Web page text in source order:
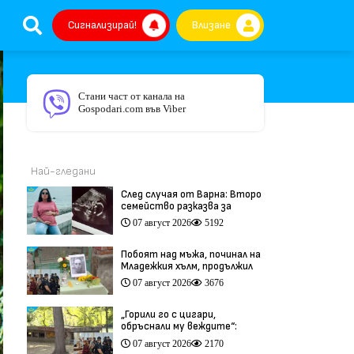
Сигнализирай! Влизане
Стани част от канала на
Gospodari.com във Viber
Най-гледани
След случая от Варна: Второ
семейство разказва за
трагедия след бременност
при същия лекар (видео)
07 август 2026 5192
Побоят над мъжа, починал на
Младежкия хълм, продължил
повече от час (видео)
07 август 2026 3676
„Горили го с цигари,
обръснали му веждите“:
Побойниците от Пловдив
остават в ареста (видео)
07 август 2026 2170